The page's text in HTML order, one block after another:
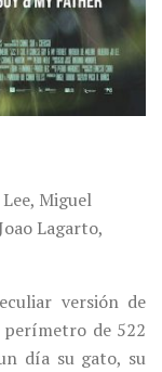
Miguel
Lagarto,
versión de
perímetro de 522
día su gato, su